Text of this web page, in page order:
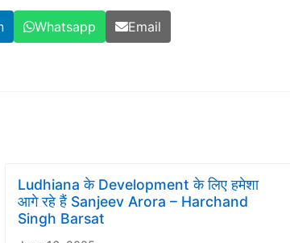
Whatsapp Email
Ludhiana के Development के लिए हमेशा
आगे रहे हैं Sanjeev Arora – Harchand
Singh Barsat